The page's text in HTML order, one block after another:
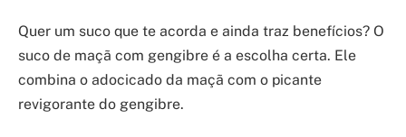
Quer um suco que te acorda e ainda traz benefícios? O
suco de maçã com gengibre é a escolha certa. Ele
combina o adocicado da maçã com o picante
revigorante do gengibre.